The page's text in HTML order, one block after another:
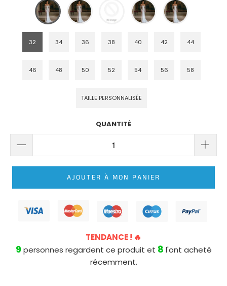
ROBE
DE
MARIÉE
PRINCESSE
DENTELLE
DE
PRINCESSE
32 34 36 38 40 42 44
46 48 50 52 54 56 58
TAILLE PERSONNALISÉE
QUANTITÉ
AJOUTER À MON PANIER
TENDANCE ! 🔥
9personnes regardent ce produit et 8 l'ont acheté
récemment.